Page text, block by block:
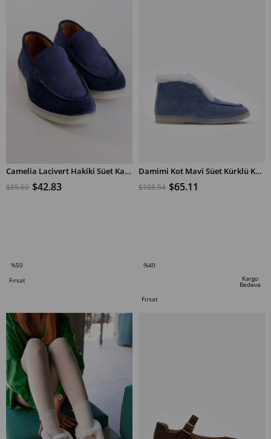
Camelia Lacivert Hakiki Süet Kadın Casual Ayakkabı
$42.83
$85.69
%50
İndirim
Fırsat
Damimi Kot Mavi Süet Kürklü Kadın Ayakkabı
$65.11
$108.54
%40
Kargo
Bedava
Fırsat